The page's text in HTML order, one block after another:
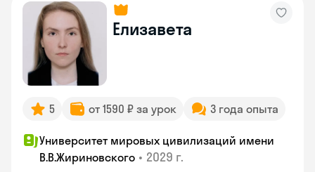
Елизавета
5 от 1590 ₽ за урок 3 года опыта
Университет мировых цивилизаций имени
В.В.Жириновского • 2029 г.